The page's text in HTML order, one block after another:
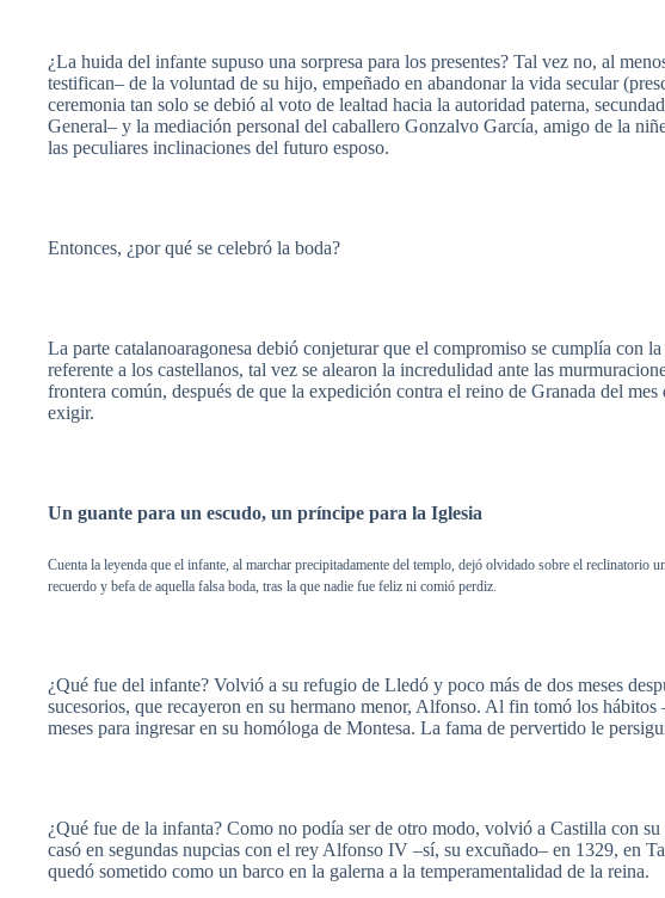
¿La huida del infante supuso una sorpresa para los presentes? Tal vez no, al
testifican– de la voluntad de su hijo, empeñado en abandonarla vida secular (
ceremonia tan solo se debió al voto de lealtad hacia la autoridad paterna,
General– y la mediación personal del caballero Gonzalvo García, amigo de la
las peculiares inclinaciones del futuro esposo.
Entonces, ¿por qué se celebró la boda?
La parte catalanoaragonesa debió conjeturar que el compromiso se cumplía con la
referente a los castellanos, tal vez se alearon la incredulidad ante las
frontera común, después de que la expedición contra el reino de Granada del mes
exigir.
Un guante para un escudo, un príncipe para la Iglesia
Cuenta la leyenda que el infante, al marchar precipitadamente del templo, dejó olvidado sobre el reclinatorio
recuerdo y befa de aquella falsa boda, tras la que nadie fue feliz ni comió perdiz.
¿Qué fue del infante? Volvió a su refugio de Lledó y poco más de dos meses
sucesorios, que recayeron en su hermano menor, Alfonso. Al fin tomó los hábitos
meses para ingresaren su homóloga de Montesa. La fama de pervertido le
¿Qué fue de la infanta? Como no podía serde otro modo, volvió a Castilla con su
casó en segundas nupcias con el rey Alfonso IV –sí, su excuñado– en 1329, en
quedó sometido como un barco en la galerna a la temperamentalidad de la reina.